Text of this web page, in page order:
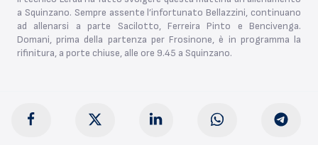
a Squinzano. Sempre assente l’infortunato Bellazzini, continuano
ad allenarsi a parte Sacilotto, Ferreira Pinto e Bencivenga.
Domani, prima della partenza per Frosinone, è in programma la
rifinitura, a porte chiuse, alle ore 9.45 a Squinzano.